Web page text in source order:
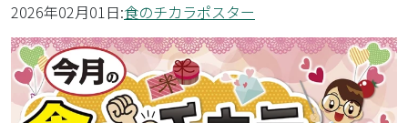
2026年02月01日:食のチカラポスター